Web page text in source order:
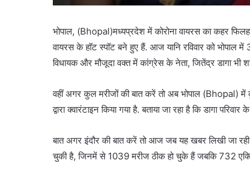
भोपाल, (Bhopal)मध्यप्रदेश में कोरोना वायरस का कहर
वायरस के हॉट स्पॉट बने हुए हैं. आज यानि रविवार को
विधायक और मौजूदा वक्त में कांग्रेस के नेता, जितेंद्र डागा भी
वहीं अगर कुल मरीजों की बात करें तो अब भोपाल (Bhopal) में
द्वारा क्वारंटाइन किया गया है. बताया जा रहा है कि डागा
बात अगर इंदौर की बात करें तो आज जब यह खबर लिखी जा
चुकी है, जिनमें से 1039 मरीज ठीक हो चुके हैं जबकि 732